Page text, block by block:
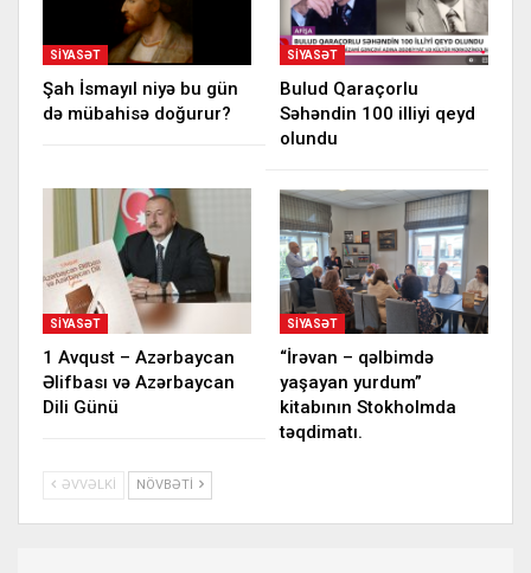
SIYASƏT
Şah İsmayıl niyə bu gün
də mübahisə doğurur?
SIYASƏT
Bulud Qaraçorlu
Səhəndin 100 illiyi qeyd
olundu
SIYASƏT
1 Avqust – Azərbaycan
Əlifbası və Azərbaycan
Dili Günü
SIYASƏT
“İrəvan – qəlbimdə
yaşayan yurdum”
kitabının Stokholmda
təqdimatı.
ƏVVƏLKI NÖVBƏTI